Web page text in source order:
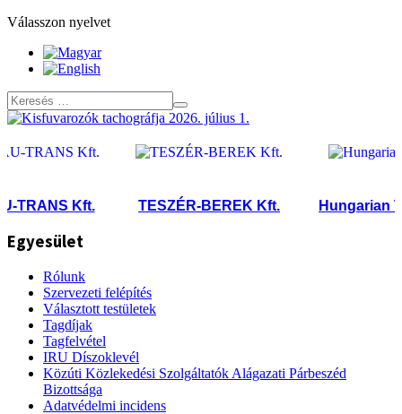
Válasszon nyelvet
Kft. TESZÉR-BEREK Kft. Hungarian
Egyesület
Rólunk
Szervezeti felépítés
Választott testületek
Tagdíjak
Tagfelvétel
IRU Díszoklevél
Közúti Közlekedési Szolgáltatók Alágazati Párbeszéd
Bizottsága
Adatvédelmi incidens